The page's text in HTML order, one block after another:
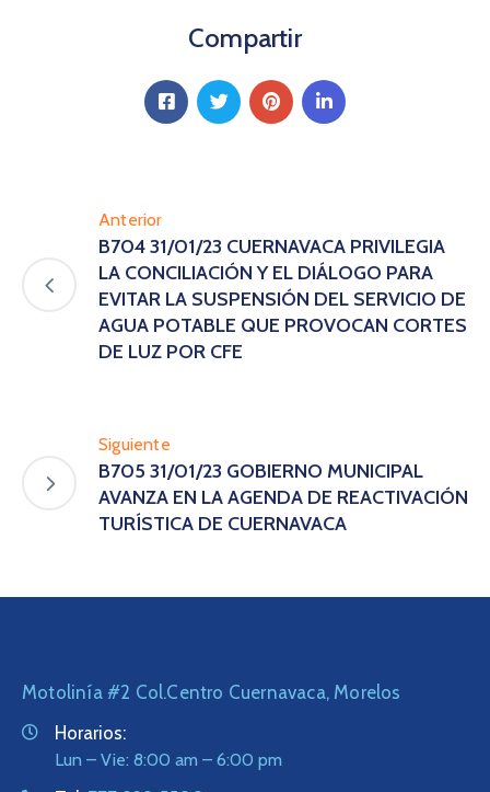
Compartir
Anterior
B704 31/01/23 CUERNAVACA PRIVILEGIA
LA CONCILIACIÓN Y EL DIÁLOGO PARA
EVITAR LA SUSPENSIÓN DEL SERVICIO DE
AGUA POTABLE QUE PROVOCAN CORTES
DE LUZ POR CFE
Siguiente
B705 31/01/23 GOBIERNO MUNICIPAL
AVANZA EN LA AGENDA DE REACTIVACIÓN
TURÍSTICA DE CUERNAVACA
Motolinía #2 Col.Centro Cuernavaca, Morelos
Horarios:
Lun – Vie: 8:00 am – 6:00 pm